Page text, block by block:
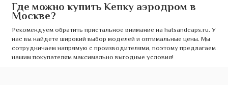
Где можно купить Кепку аэродром в
Москве?
Рекомендуем обратить пристальное внимание на hatsandcaps.ru. У
нас вы найдете широкий выбор моделей и оптимальные цены. Мы
сотрудничаем напрямую с производителями, поэтому предлагаем
нашим покупателям максимально выгодные условия!